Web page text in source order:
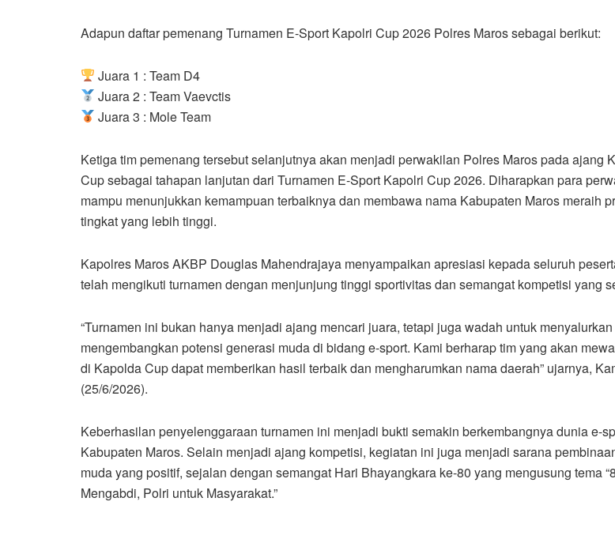
Adapun daftar pemenang Turnamen E-Sport Kapolri Cup 2026 Polres Maros sebagai berikut:
Juara 1 : Team D4
Juara 2 : Team Vaevctis
Juara 3 : Mole Team
Ketiga tim pemenang tersebut selanjutnya akan menjadi perwakilan Polres Maros pada ajang
Cup sebagai tahapan lanjutan dari Turnamen E-Sport Kapolri Cup 2026. Diharapkan para
mampu menunjukkan kemampuan terbaiknya dan membawa nama Kabupaten Maros meraih
tingkat yang lebih tinggi.
Kapolres Maros AKBP Douglas Mahendrajaya menyampaikan apresiasi kepada seluruh
telah mengikuti turnamen dengan menjunjung tinggi sportivitas dan semangat kompetisi yang
“Turnamen ini bukan hanya menjadi ajang mencari juara, tetapi juga wadah untuk
mengembangkan potensi generasi muda di bidang e-sport. Kami berharap tim yang akan
di Kapolda Cup dapat memberikan hasil terbaik dan mengharumkan nama daerah” ujarnya,
(25/6/2026).
Keberhasilan penyelenggaraan turnamen ini menjadi bukti semakin berkembangnya dunia e-
Kabupaten Maros. Selain menjadi ajang kompetisi, kegiatan ini juga menjadi sarana
muda yang positif, sejalan dengan semangat Hari Bhayangkara ke-80 yang mengusung tema
Mengabdi, Polri untuk Masyarakat.”